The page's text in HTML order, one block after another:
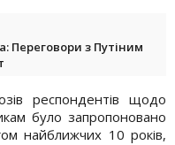
Переговори з Путіним
респондентів щодо
було запропоновано
найближчих 10 років,